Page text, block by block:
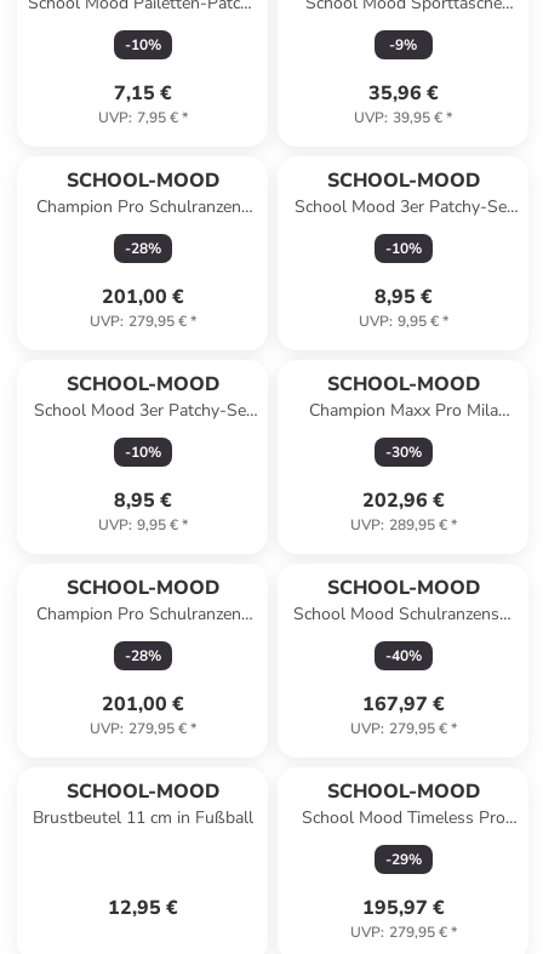
Pirat
-10%
7,15 €
UVP: 7,95 €*
Mila (Pferd)
-9%
35,96 €
UVP: 39,95 €*
SCHOOL-MOOD
Champion Pro Schulranzen-
Set 7-teilig in Weltall
-28%
201,00 €
UVP: 279,95 €*
SCHOOL-MOOD
School Mood 3er Patchy-Set
Luisa (Einhorn)
-10%
8,95 €
UVP: 9,95 €*
SCHOOL-MOOD
School Mood 3er Patchy-Set
Elias (Rennwagen)
-10%
8,95 €
UVP: 9,95 €*
SCHOOL-MOOD
Champion Maxx Pro Mila
Schulranzen-Set 7-teilig in
Pferd
-30%
202,96 €
UVP: 289,95 €*
SCHOOL-MOOD
Champion Pro Schulranzen-
Set 7-teilig in Häschen
-28%
201,00 €
UVP: 279,95 €*
SCHOOL-MOOD
School Mood Schulranzenset
Champion Maxx Leni (Hund)
-40%
167,97 €
UVP: 279,95 €*
SCHOOL-MOOD
Brustbeutel 11 cm in Fußball
12,95 €
SCHOOL-MOOD
School Mood Timeless Pro
Lilly (Meerjungfrau), 7-tlg.
Schulranzenset
-29%
195,97 €
UVP: 279,95 €*